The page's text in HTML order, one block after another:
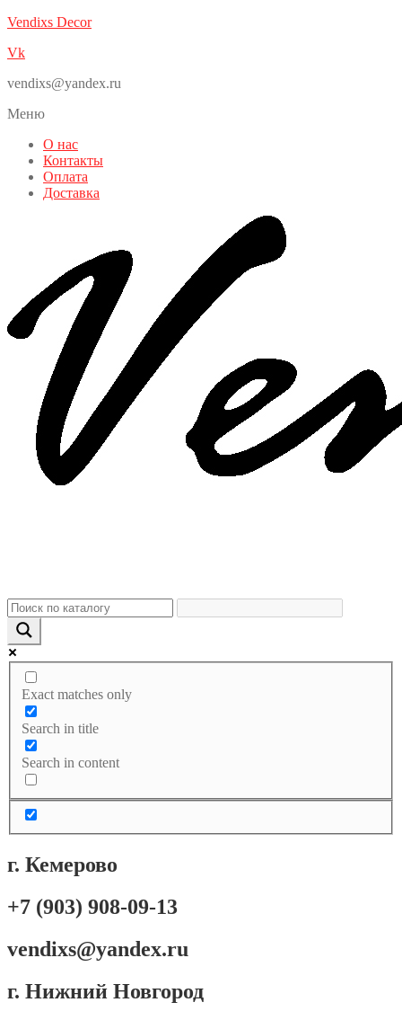
Vendixs Decor
Vk
vendixs@yandex.ru
Меню
О нас
Контакты
Оплата
Доставка
Exact matches only
Search in title
Search in content
г. Кемерово
+7 (903) 908-09-13
vendixs@yandex.ru
г. Нижний Новгород